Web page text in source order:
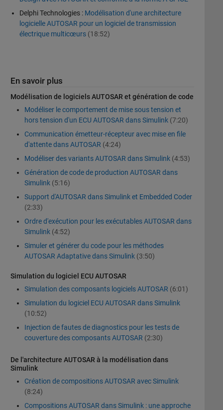
Delphi Technologies : Modélisation d'une architecture
logicielle AUTOSAR pour un logiciel de transmission
électrique multicœurs (18:52)
En savoir plus
Modélisation de logiciels AUTOSAR et génération de code
Modéliser le comportement de mise sous tension et
hors tension d'un ECU AUTOSAR dans Simulink (7:20)
Communication émetteur-récepteur avec mise en file
d'attente dans AUTOSAR (4:24)
Modéliser des variants AUTOSAR dans Simulink (4:53)
Génération de code de production AUTOSAR dans
Simulink (5:16)
Support d'AUTOSAR dans Simulink et Embedded Coder
(2:33)
Ordre d'exécution pour les exécutables AUTOSAR dans
Simulink (4:52)
Simuler et générer du code pour les méthodes
AUTOSAR Adaptative dans Simulink (3:50)
Simulation du logiciel ECU AUTOSAR
Simulation des composants logiciels AUTOSAR (6:01)
Simulation du logiciel ECU AUTOSAR dans Simulink
(10:52)
Injection de fautes de diagnostics pour les tests de
couverture des composants AUTOSAR (2:30)
De l'architecture AUTOSAR à la modélisation dans
Simulink
Création de compositions AUTOSAR avec Simulink
(8:24)
Compositions AUTOSAR dans Simulink : une approche